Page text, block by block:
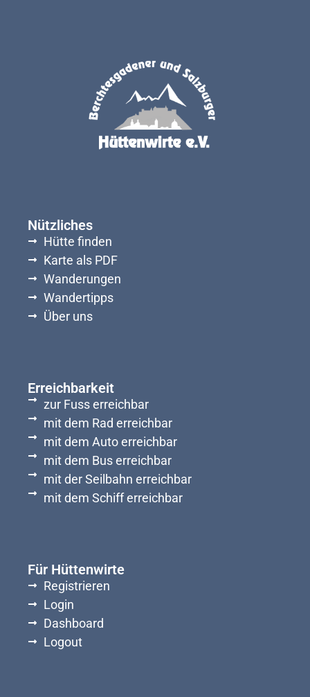
Nützliches
Hütte finden
Karte als PDF
Wanderungen
Wandertipps
Über uns
Erreichbarkeit
zur Fuss erreichbar
mit dem Rad erreichbar
mit dem Auto erreichbar
mit dem Bus erreichbar
mit der Seilbahn erreichbar
mit dem Schiff erreichbar
Für Hüttenwirte
Registrieren
Login
Dashboard
Logout